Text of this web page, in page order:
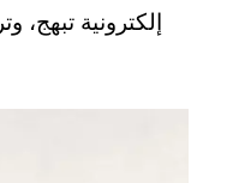
إلكترونية